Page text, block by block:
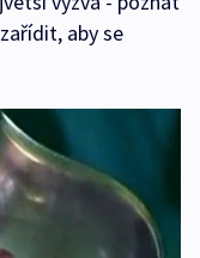
aby se